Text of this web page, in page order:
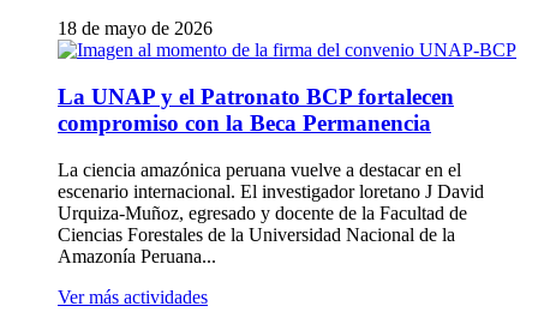
18 de mayo de 2026
La UNAP y el Patronato BCP fortalecen
compromiso con la Beca Permanencia
La ciencia amazónica peruana vuelve a destacar en el
escenario internacional. El investigador loretano J David
Urquiza-Muñoz, egresado y docente de la Facultad de
Ciencias Forestales de la Universidad Nacional de la
Amazonía Peruana...
Ver más actividades